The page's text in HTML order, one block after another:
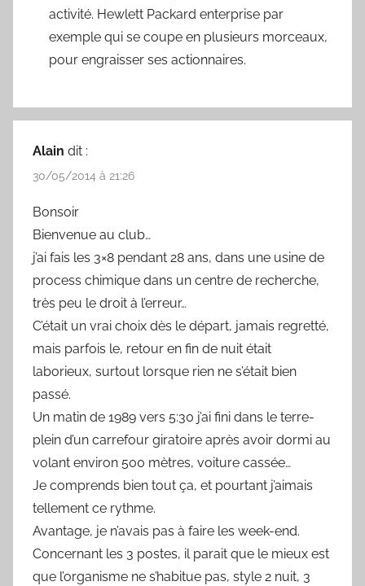
activité. Hewlett Packard enterprise par
exemple qui se coupe en plusieurs morceaux,
pour engraisser ses actionnaires.
Alain dit :
30/05/2014 à 21:26
Bonsoir
Bienvenue au club…
j’ai fais les 3×8 pendant 28 ans, dans une usine de
process chimique dans un centre de recherche,
très peu le droit à l’erreur…
C’était un vrai choix dès le départ, jamais regretté,
mais parfois le, retour en fin de nuit était
laborieux, surtout lorsque rien ne s’était bien
passé.
Un matin de 1989 vers 5:30 j’ai fini dans le terre-
plein d’un carrefour giratoire après avoir dormi au
volant environ 500 mètres, voiture cassée…
Je comprends bien tout ça, et pourtant j’aimais
tellement ce rythme.
Avantage, je n’avais pas à faire les week-end.
Concernant les 3 postes, il parait que le mieux est
que l’organisme ne s’habitue pas, style 2 nuit, 3